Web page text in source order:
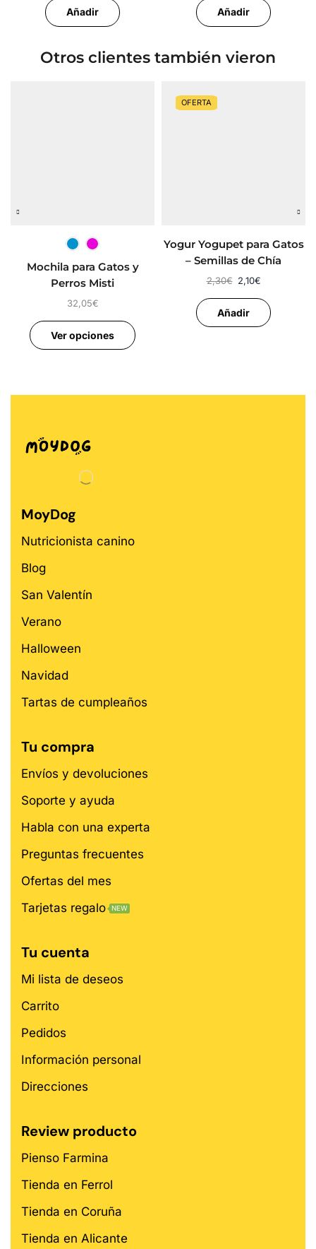
Añadir Añadir
Otros clientes también vieron
Mochila para Gatos y
Perros Misti
32,05€
Ver opciones
OFERTA
Yogur Yogupet para Gatos
– Semillas de Chía
2,30€ 2,10€
Añadir
MoyDog
Nutricionista canino
Blog
San Valentín
Verano
Halloween
Navidad
Tartas de cumpleaños
Tu compra
Envíos y devoluciones
Soporte y ayuda
Habla con una experta
Preguntas frecuentes
Ofertas del mes
Tarjetas regalo
NEW
Tu cuenta
Mi lista de deseos
Carrito
Pedidos
Información personal
Direcciones
Review producto
Pienso Farmina
Tienda en Ferrol
Tienda en Coruña
Tienda en Alicante